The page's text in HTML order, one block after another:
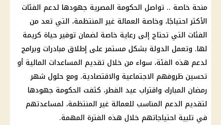
منحة خاصة .. تواصل الحكومة المصرية جهودها لدعم الفئات
الأكثر احتياجًا، وخاصة العمالة غير المنتظمة، التي تعد من
الفئات التي تحتاج إلى رعاية خاصة لضمان توفير حياة كريمة
لها. وتعمل الدولة بشكل مستمر على إطلاق مبادرات وبرامج
لدعم هذه الفئة، سواء من خلال تقديم المساعدات المالية أو
تحسين ظروفهم الاجتماعية والاقتصادية. ومع حلول شهر
رمضان المبارك واقتراب عيد الفطر، كثفت الحكومة جهودها
لتقديم الدعم المناسب للعمالة غير المنتظمة، لمساعدتهم
في تلبية احتياجاتهم خلال هذه الفترة المهمة.